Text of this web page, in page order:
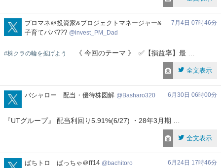
invest_PM_Dad
プロマネ＠投資家&プロジェクトマネージャー&
子育てパパ???
invest_PM_Dad
7月4日 07時46分
#株クラの輪を拡げよう 《 今回のテーマ 》 ︎ ✅【損益率】最 …
全文表示
Basharo320
バシャロー 配当・優待株図解 Basharo320 6月30日 06時00分
『UTグループ』 配当利回り5.91%(6/27) ・28年3月期 …
全文表示
bachitoro
ばちトロ ばっちゃ＠ff14 bachitoro 6月24日 17時46分